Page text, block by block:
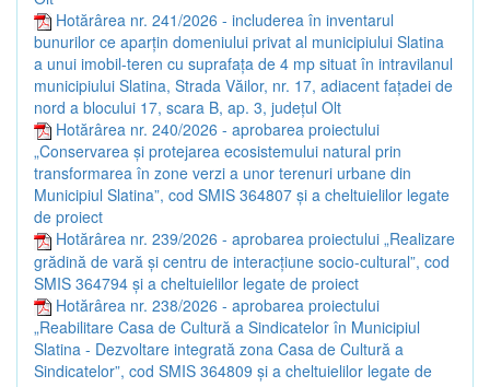
Hotărârea nr. 241/2026 - includerea în inventarul
bunurilor ce aparțin domeniului privat al municipiului Slatina
a unui imobil-teren cu suprafața de 4 mp situat în intravilanul
municipiului Slatina, Strada Văilor, nr. 17, adiacent fațadei de
nord a blocului 17, scara B, ap. 3, județul Olt
Hotărârea nr. 240/2026 - aprobarea proiectului
„Conservarea și protejarea ecosistemului natural prin
transformarea în zone verzi a unor terenuri urbane din
Municipiul Slatina”, cod SMIS 364807 și a cheltuielilor legate
de proiect
Hotărârea nr. 239/2026 - aprobarea proiectului „Realizare
grădină de vară și centru de interacțiune socio-cultural”, cod
SMIS 364794 și a cheltuielilor legate de proiect
Hotărârea nr. 238/2026 - aprobarea proiectului
„Reabilitare Casa de Cultură a Sindicatelor în Municipiul
Slatina - Dezvoltare integrată zona Casa de Cultură a
Sindicatelor”, cod SMIS 364809 și a cheltuielilor legate de